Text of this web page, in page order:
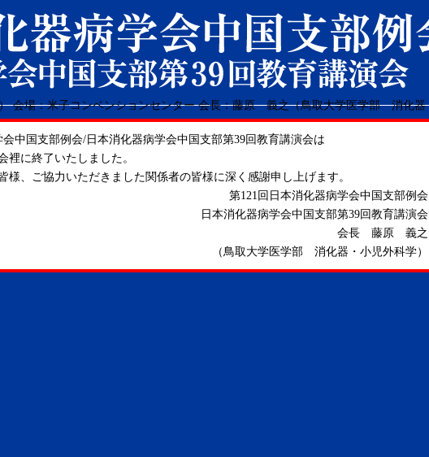
中国支部例会/日本消化器病学会中国支部第39回教育講演会は
裡に終了いたしました。
様、ご協力いただきました関係者の皆様に深く感謝申し上げます。
第121回日本消化器病学会中国支部例会
日本消化器病学会中国支部第39回教育講演会
会長 藤原 義之
（鳥取大学医学部 消化器・小児外科学）